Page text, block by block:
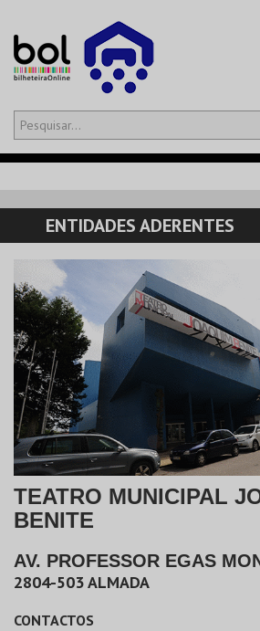
Olá,iniciar sessão
CARRINHO
EVENTOS
CARTÕES
PRODUTOS
ENTIDADES ADERENTES
TEATRO MUNICIPAL
BENITE
AV. PROFESSOR EGAS
2804-503ALMADA
CONTACTOS